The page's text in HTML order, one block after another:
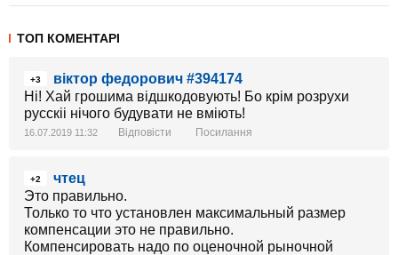
ТОП КОМЕНТАРІ
+3
віктор федорович #394174
Ні! Хай грошима відшкодовують! Бо крім розрухи
русскіі нічого будувати не вміють!
16.07.2019 11:32 Відповісти Посилання
+2
чтец
Это правильно.
Только то что установлен максимальный размер
компенсации это не правильно.
Компенсировать надо по оценочной рыночной